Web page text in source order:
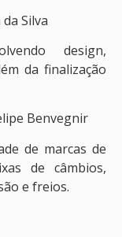
Silva
design,
da finalização
Benvegnir
de marcas de
de câmbios,
e freios.